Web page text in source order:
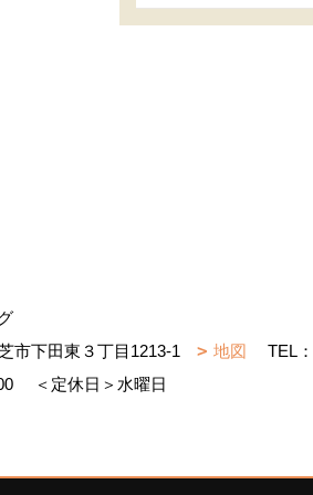
市下田東３丁目1213-1 地図 TEL：
＜定休日＞水曜日